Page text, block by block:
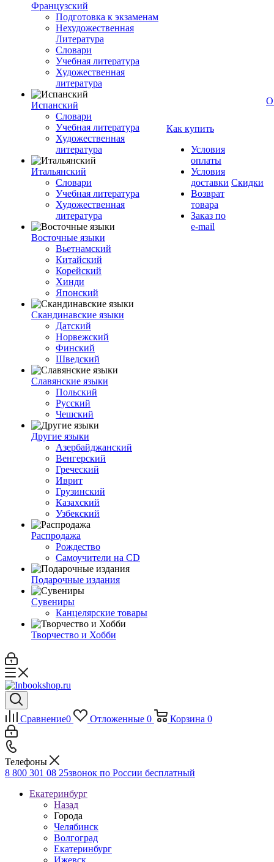
Французский
Подготовка к экзаменам
Нехудожественная
Литература
Словари
Учебная литература
Художественная
литература
Испанский
Словари
Учебная литература
Художественная
литература
Итальянский
Словари
Учебная литература
Художественная
литература
Восточные языки
Вьетнамский
Китайский
Корейский
Хинди
Японский
Скандинавские языки
Датский
Норвежский
Финский
Шведский
Славянские языки
Польский
Русский
Чешский
Другие языки
Азербайджанский
Венгерский
Греческий
Иврит
Грузинский
Казахский
Узбекский
Распродажа
Рождество
Самоучители на CD
Подарочные издания
Сувениры
Канцелярские товары
Творчество и Хобби
Как купить
Условия
оплаты
Условия
доставки
Возврат
товара
Заказ по
e-mail
Скидки
О
Сравнение0 Отложенные 0 Корзина 0
Телефоны
8 800 301 08 25звонок по России бесплатный
Екатеринбург
Назад
Города
Челябинск
Волгоград
Екатеринбург
Ижевск